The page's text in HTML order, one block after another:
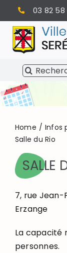
Passer
au
contenu
03 82 58
SÉRÉMANGE-
VIE MUNICIPALE
VIVRE À
INFOS
Home Infos
Salle du Rio
SALLE
7, rue Jean-
Erzange
La capacité
personnes.